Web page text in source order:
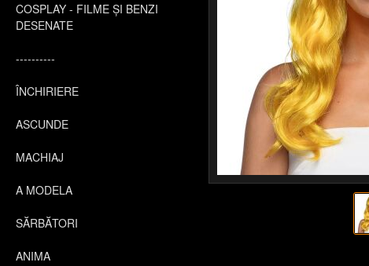
COSPLAY - FILME ȘI BENZI
DESENATE
----------
ÎNCHIRIERE
ASCUNDE
MACHIAJ
A MODELA
SĂRBĂTORI
ANIMA